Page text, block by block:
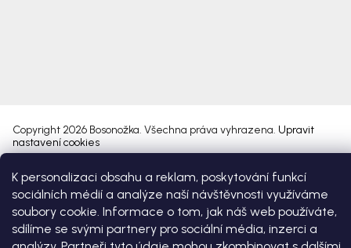
K personalizaci obsahu a reklam, poskytování funkcí
sociálních médií a analýze naší návštěvnosti využíváme
soubory cookie. Informace o tom, jak náš web používáte,
sdílíme se svými partnery pro sociální média, inzerci a
Vytvořil Shoptet Premium
Copyright 2026 Bosonožka. Všechna práva vyhrazena. Upravit
nastavení cookies